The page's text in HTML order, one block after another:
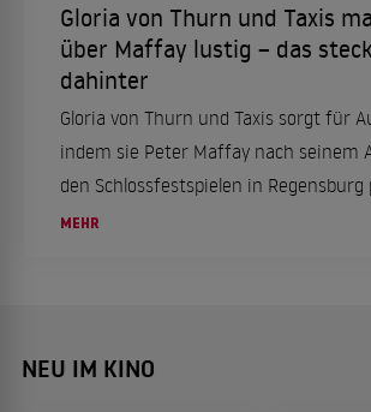
Gloria von Thurn und Taxis
über Maffay lustig – das
dahinter
Gloria von Thurn und Taxis sorgt für
indem sie Peter Maffay nach seinem
den Schlossfestspielen in
Der Musiker hatte dort eine Botschaft
MEHR
NEU IM KINO